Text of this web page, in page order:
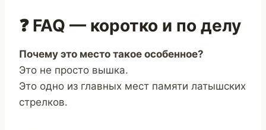
❓ FAQ — коротко и по делу
Почему это место такое особенное?
Это не просто вышка.
Это одно из главных мест памяти латышских
стрелков.